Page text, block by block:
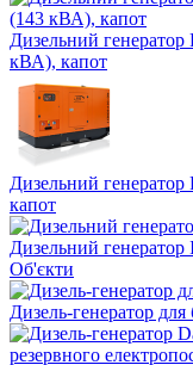
Дизельний
кВА), капот
Дизельний
капот
Дизельний
Об'єкти
Дизель-генератор для